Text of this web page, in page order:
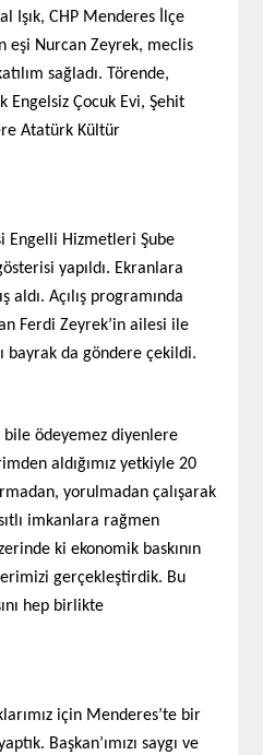
Işık, CHP Menderes İlçe
eşi Nurcan Zeyrek, meclis
sağladı. Törende,
Engelsiz Çocuk Evi, Şehit
Atatürk Kültür
Engelli Hizmetleri Şube
yapıldı. Ekranlara
Açılış programında
Ferdi Zeyrek’in ailesi ile
bayrak da göndere çekildi.
bile ödeyemez diyenlere
aldığımız yetkiyle 20
yorulmadan çalışarak
imkanlara rağmen
ki ekonomik baskının
gerçekleştirdik. Bu
hep birlikte
için Menderes’te bir
Başkan’ımızı saygı ve